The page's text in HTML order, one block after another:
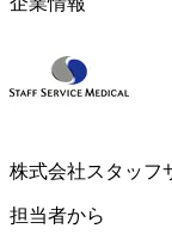
株式会社スタッフ
担当者から